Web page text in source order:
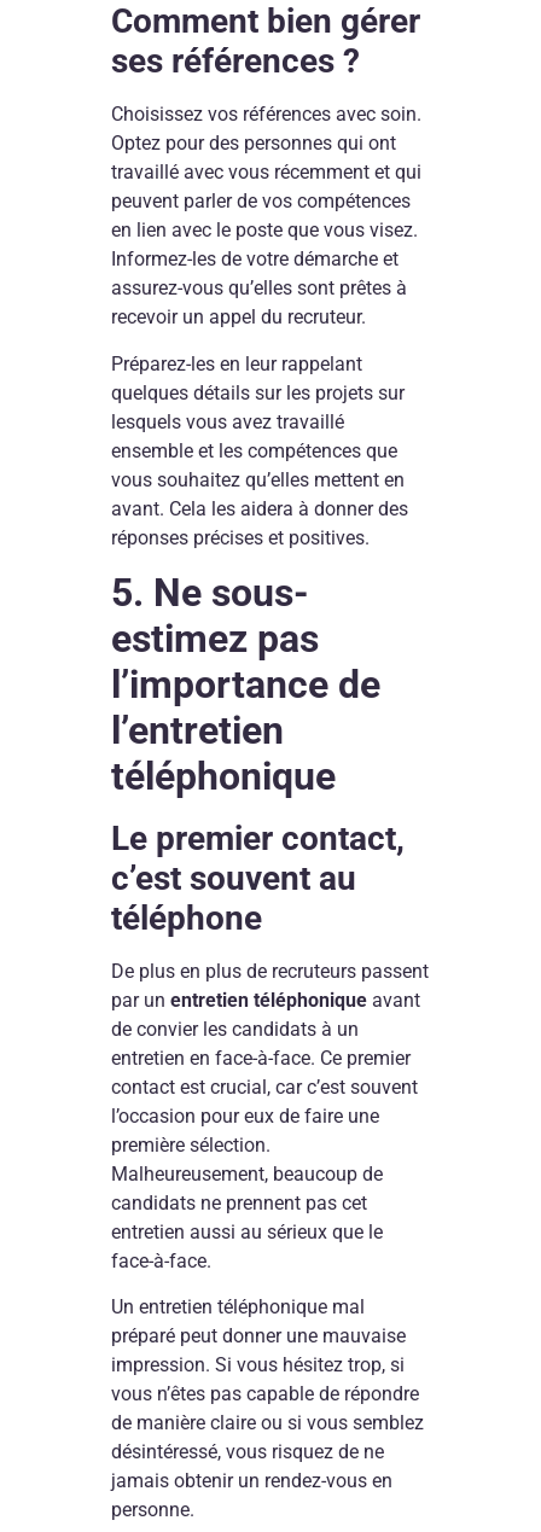
Comment bien gérer
ses références ?
Choisissez vos références avec soin.
Optez pour des personnes qui ont
travaillé avec vous récemment et qui
peuvent parler de vos compétences
en lien avec le poste que vous visez.
Informez-les de votre démarche et
assurez-vous qu’elles sont prêtes à
recevoir un appel du recruteur.
Préparez-les en leur rappelant
quelques détails sur les projets sur
lesquels vous avez travaillé
ensemble et les compétences que
vous souhaitez qu’elles mettent en
avant. Cela les aidera à donner des
réponses précises et positives.
5. Ne sous-
estimez pas
l’importance de
l’entretien
téléphonique
Le premier contact,
c’est souvent au
téléphone
De plus en plus de recruteurs passent
par unentretien téléphonique avant
de convier les candidats à un
entretien en face-à-face. Ce premier
contact est crucial, car c’est souvent
l’occasion pour eux de faire une
première sélection.
Malheureusement, beaucoup de
candidats ne prennent pas cet
entretien aussi au sérieux que le
face-à-face.
Un entretien téléphonique mal
préparé peut donner une mauvaise
impression. Si vous hésitez trop, si
vous n’êtes pas capable de répondre
de manière claire ou si vous semblez
désintéressé, vous risquez de ne
jamais obtenir un rendez-vous en
personne.